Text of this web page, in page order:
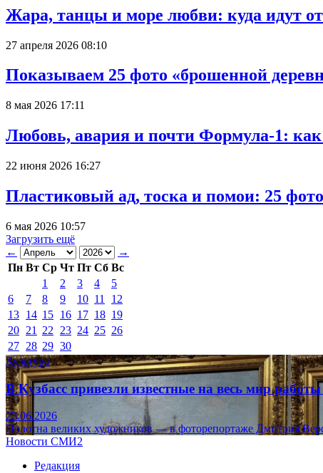
Жара, танцы и море любви: куда идут
27 апреля 2026 08:10
Показываем 25 фото «брошенной
8 мая 2026 17:11
Любовь, авария и почти Формула-1:
22 июня 2026 16:27
Пластиковый ад, тоска и помои: 25
6 мая 2026 10:57
Загрузить ещё
←
→
Пн Вт Ср Чт Пт Сб Вс
1
2 3 4
5
6
7 8 9 10 11
12
13 14 15 16 17 18 19
20 21 22 23 24 25 26
27 28 29 30
Культура
В Кузбасс привезли известные на весь мир
23.06.2026
Полотна великих художников — в фоторепортаже Дмитрия
Новости СМИ2
Редакция